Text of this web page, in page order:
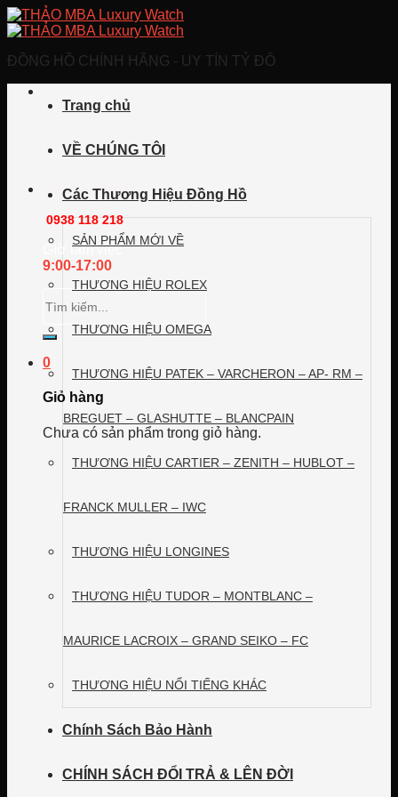
Skip
to
ĐỒNG HỒ CHÍNH HÃNG - UY TÍN TỶ ĐÔ
Call/Zalo/Viber
0938 118 218
GIờ làm việc
9:00-17:00
kiếm:
0
Giỏ hàng
Chưa có sản phẩm trong giỏ hàng.
Trang chủ
VỀ CHÚNG TÔI
Các Thương Hiệu Đồng Hồ
SẢN PHẨM MỚI VỀ
THƯƠNG HIỆU ROLEX
THƯƠNG HIỆU OMEGA
THƯƠNG HIỆU PATEK – VARCHERON – AP- RM –
BREGUET – GLASHUTTE – BLANCPAIN
THƯƠNG HIỆU CARTIER – ZENITH – HUBLOT –
FRANCK MULLER – IWC
THƯƠNG HIỆU LONGINES
THƯƠNG HIỆU TUDOR – MONTBLANC –
MAURICE LACROIX – GRAND SEIKO – FC
THƯƠNG HIỆU NỔI TIẾNG KHÁC
Chính Sách Bảo Hành
CHÍNH SÁCH ĐỔI TRẢ & LÊN ĐỜI